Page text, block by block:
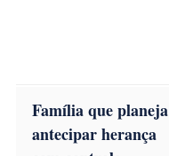
Família que planeja
antecipar herança